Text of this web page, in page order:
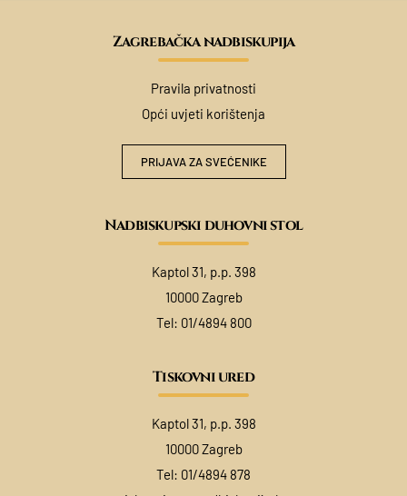
Zagrebačka nadbiskupija
Pravila privatnosti
Opći uvjeti korištenja
PRIJAVA ZA SVEĆENIKE
Nadbiskupski duhovni stol
Kaptol 31, p.p. 398
10000 Zagreb
Tel: 01/4894 800
Tiskovni ured
Kaptol 31, p.p. 398
10000 Zagreb
Tel: 01/4894 878